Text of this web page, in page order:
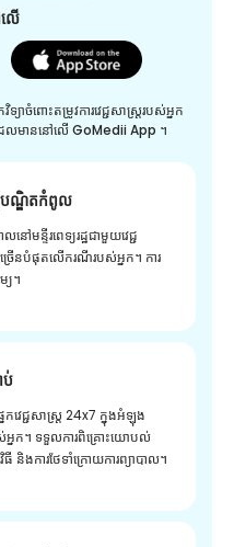
ើ
ពោះតម្រូវការវេជ្ជសាស្រ្តរបស់អ្នក
លមាននៅលើ GoMedii App ។
ជបណ្ឌិតកំពូល
ៅមន្ទីរពេទ្យរដ្ឋជាមួយវេជ្ជ
នបំផុតលើករណីរបស់អ្នក។ ការ
យ។
ប់
វេជ្ជសាស្រ្ត 24x7 ក្នុងអំឡុង
អ្នក។ ទទួលការពិគ្រោះយោបល់
និងការថែទាំក្រោយការព្យាបាល។